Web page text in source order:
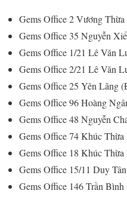
Gems Office 2 Vương
Gems Office 35 Nguyễn
Gems Office 1/21 Lê Văn
Gems Office 2/21 Lê Văn
Gems Office 25 Yên Lãng
Gems Office 96 Hoàng
Gems Office 48 Nguyễn
Gems Office 74 Khúc
Gems Office 18 Khúc
Gems Office 15/11 Duy
Gems Office 146 Trần